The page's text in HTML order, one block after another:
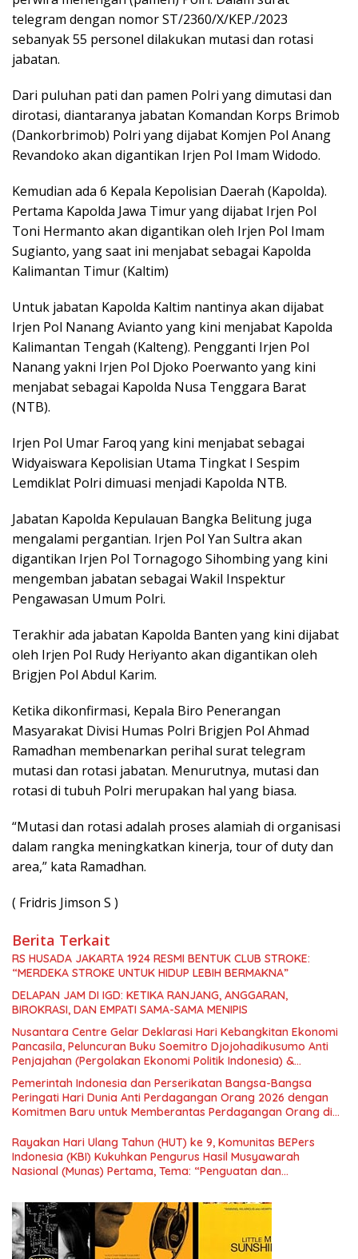
telegram dengan nomor ST/2360/X/KEP./2023
sebanyak 55 personel dilakukan mutasi dan rotasi
jabatan.
Dari puluhan pati dan pamen Polri yang dimutasi dan
dirotasi, diantaranya jabatan Komandan Korps Brimob
(Dankorbrimob) Polri yang dijabat Komjen Pol Anang
Revandoko akan digantikan Irjen Pol Imam Widodo.
Kemudian ada 6 Kepala Kepolisian Daerah (Kapolda).
Pertama Kapolda Jawa Timur yang dijabat Irjen Pol
Toni Hermanto akan digantikan oleh Irjen Pol Imam
Sugianto, yang saat ini menjabat sebagai Kapolda
Kalimantan Timur (Kaltim)
Untuk jabatan Kapolda Kaltim nantinya akan dijabat
Irjen Pol Nanang Avianto yang kini menjabat Kapolda
Kalimantan Tengah (Kalteng). Pengganti Irjen Pol
Nanang yakni Irjen Pol Djoko Poerwanto yang kini
menjabat sebagai Kapolda Nusa Tenggara Barat
(NTB).
Irjen Pol Umar Faroq yang kini menjabat sebagai
Widyaiswara Kepolisian Utama Tingkat I Sespim
Lemdiklat Polri dimuasi menjadi Kapolda NTB.
Jabatan Kapolda Kepulauan Bangka Belitung juga
mengalami pergantian. Irjen Pol Yan Sultra akan
digantikan Irjen Pol Tornagogo Sihombing yang kini
mengemban jabatan sebagai Wakil Inspektur
Pengawasan Umum Polri.
Terakhir ada jabatan Kapolda Banten yang kini dijabat
oleh Irjen Pol Rudy Heriyanto akan digantikan oleh
Brigjen Pol Abdul Karim.
Ketika dikonfirmasi, Kepala Biro Penerangan
Masyarakat Divisi Humas Polri Brigjen Pol Ahmad
Ramadhan membenarkan perihal surat telegram
mutasi dan rotasi jabatan. Menurutnya, mutasi dan
rotasi di tubuh Polri merupakan hal yang biasa.
“Mutasi dan rotasi adalah proses alamiah di organisasi
dalam rangka meningkatkan kinerja, tour of duty dan
area,” kata Ramadhan.
( Fridris Jimson S )
Berita Terkait
RS HUSADA JAKARTA 1924 RESMI BENTUK CLUB STROKE:
“MERDEKA STROKE UNTUK HIDUP LEBIH BERMAKNA”
DELAPAN JAM DI IGD: KETIKA RANJANG, ANGGARAN,
BIROKRASI, DAN EMPATI SAMA-SAMA MENIPIS
Nusantara Centre Gelar Deklarasi Hari Kebangkitan Ekonomi
Pancasila, Peluncuran Buku Soemitro Djojohadikusumo Anti
Penjajahan (Pergolakan Ekonomi Politik Indonesia) &
Simposium Nasional “Urgensi Undang-Undang Perekonomian
Nasional dan Kesejahteraan Sosial dalam Menata Bangsa
Menuju Indonesia Emas 2045”,
Pemerintah Indonesia dan Perserikatan Bangsa-Bangsa
Peringati Hari Dunia Anti Perdagangan Orang 2026 dengan
Komitmen Baru untuk Memberantas Perdagangan Orang di
Rayakan Hari Ulang Tahun (HUT) ke 9, Komunitas BEPers
Indonesia (KBI) Kukuhkan Pengurus Hasil Musyawarah
Nasional (Munas) Pertama, Tema: “Penguatan dan
Indonesia dan Mancanegara”.